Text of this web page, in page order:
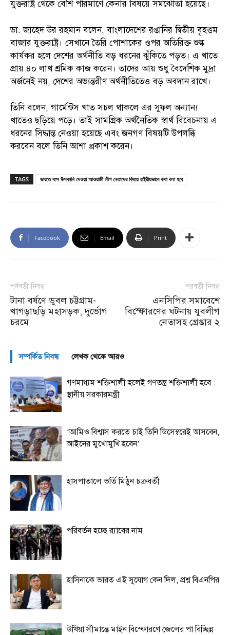
যুক্তরাষ্ট্র থেকে বেশি পরিমাণে কেনার বিষয়ে সমঝোতা হয়েছে।
ডা. জাহেদ উর রহমান বলেন, বাংলাদেশের রপ্তানির দ্বিতীয় বৃহত্তম
বাজার যুক্তরাষ্ট্র। সেখানে তৈরি পোশাকের ওপর অতিরিক্ত শুল্ক
কার্যকর হলে দেশের অর্থনীতি বড় ধরনের ঝুঁকিতে পড়ত। এ খাতে
প্রায় ৪০ লাখ শ্রমিক কাজ করেন। তাদের আয় শুধু বৈদেশিক মুদ্রা
অর্জনেই নয়, দেশের অভ্যন্তরীণ অর্থনীতিতেও বড় অবদান রাখে।
তিনি বলেন, গার্মেন্টস খাত সচল থাকলে এর সুফল অন্যান্য
খাতেও ছড়িয়ে পড়ে। তাই সামগ্রিক অর্থনৈতিক স্বার্থ বিবেচনায় এ
ধরনের সিদ্ধান্ত নেওয়া হয়েছে এবং জনগণ বিষয়টি উপলব্ধি
করবেন বলে তিনি আশা প্রকাশ করেন।
TAGS ভারতে বসে উসকানি দেওয়া আওয়ামী লীগ নেতাদের বিষয়ে রাষ্ট্রীয়ভাবে কথা বলা হবে
Facebook Email Print
পূর্ববর্তী নিবন্ধ
টানা বর্ষণে ডুবল চট্টগ্রাম-
খাগড়াছড়ি মহাসড়ক, দুর্ভোগ
চরমে
পরবর্তী নিবন্ধ
এনসিপির সমাবেশে
বিস্ফোরণের ঘটনায় যুবলীগ
নেতাসহ গ্রেপ্তার ২
সম্পর্কিত নিবন্ধ লেখক থেকে আরও
গণমাধ্যম শক্তিশালী হলেই গণতন্ত্র শক্তিশালী হবে :
স্থানীয় সরকারমন্ত্রী
‘আমিও বিশ্বাস করতে চাই তিনি ডিসেম্বরেই আসবেন,
আইনের মুখোমুখি হবেন’
হাসপাতালে ভর্তি মিঠুন চক্রবর্তী
পরিবর্তন হচ্ছে র‌্যাবের নাম
হাসিনাকে ভারত এই সুযোগ কেন দিল, প্রশ্ন বিএনপির
উখিয়া সীমান্তে মাইন বিস্ফোরণে জেলের পা বিচ্ছিন্ন